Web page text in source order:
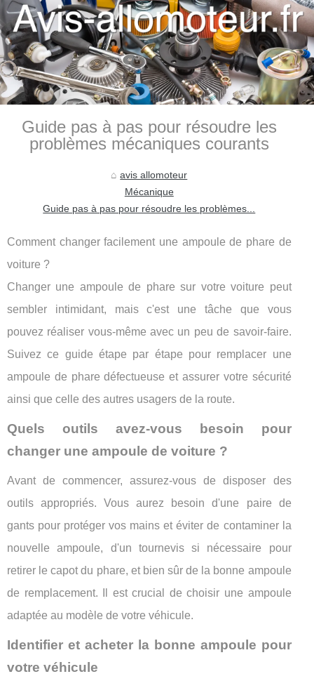
Guide pas à pas pour résoudre les
problèmes mécaniques courants
avis allomoteur
Mécanique
Guide pas à pas pour résoudre les problèmes...
Comment changer facilement une ampoule de phare de
voiture ?
Changer une ampoule de phare sur votre voiture peut
sembler intimidant, mais c'est une tâche que vous
pouvez réaliser vous-même avec un peu de savoir-faire.
Suivez ce guide étape par étape pour remplacer une
ampoule de phare défectueuse et assurer votre sécurité
ainsi que celle des autres usagers de la route.
Quels outils avez-vous besoin pour
changer une ampoule de voiture ?
Avant de commencer, assurez-vous de disposer des
outils appropriés. Vous aurez besoin d'une paire de
gants pour protéger vos mains et éviter de contaminer la
nouvelle ampoule, d'un tournevis si nécessaire pour
retirer le capot du phare, et bien sûr de la bonne ampoule
de remplacement. Il est crucial de choisir une ampoule
adaptée au modèle de votre véhicule.
Identifier et acheter la bonne ampoule pour
votre véhicule